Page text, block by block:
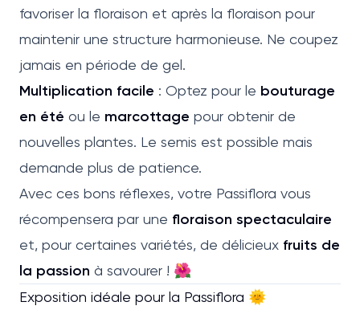
favoriser la floraison et après la floraison pour
maintenir une structure harmonieuse. Ne coupez
jamais en période de gel.
Multiplication facile : Optez pour le bouturage
en été ou le marcottage pour obtenir de
nouvelles plantes. Le semis est possible mais
demande plus de patience.
Avec ces bons réflexes, votre Passiflora vous
récompensera par une floraison spectaculaire
et, pour certaines variétés, de délicieux fruits de
la passion à savourer ! 🌺
Exposition idéale pour la Passiflora 🌞